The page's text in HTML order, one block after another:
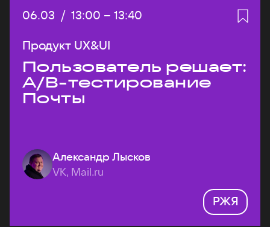
Дата:
06.03 / Начало:
13:00 – Конец:
13:40
Продукт UX&UI
Пользователь решает:
A/B-тестирование
Почты
Александр Лысков
VK, Mail.ru
РЖЯ